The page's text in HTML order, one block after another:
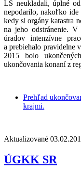
LS neukladali, úplné
nepodarilo, nakoľko ide
kedy si orgány katastra
na jeho odstránenie. V
úradov intenzívne
a prebiehalo pravidelne
2015 bolo
ukončovania konaní z
Prehľad
krajmi.
Aktualizované
ÚGKK SR